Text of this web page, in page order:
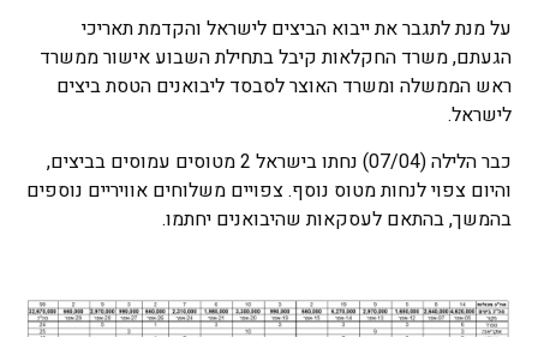
על מנת לתגבר את ייבוא הביצים לישראל והקדמת תאריכי
הגעתם, משרד החקלאות קיבל בתחילת השבוע אישור ממשרד
ראש הממשלה ומשרד האוצר לסבסד ליבואנים הטסת ביצים
לישראל.
כבר הלילה (07/04) נחתו בישראל 2 מטוסים עמוסים בביצים,
והיום צפוי לנחות מטוס נוסף. צפויים משלוחים אוויריים נוספים
בהמשך, בהתאם לעסקאות שהיבואנים יחתמו.